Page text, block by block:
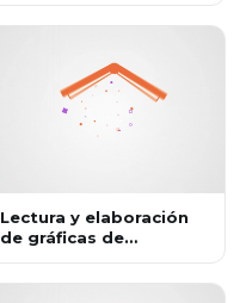
Lectura y elaboración
de gráficas de